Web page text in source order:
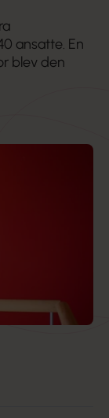
ansatte. En
blev den